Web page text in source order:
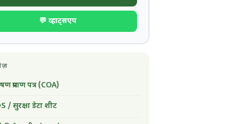
💬 व्हाट्सएप
प्रमाण पत्र (COA)
/ सुरक्षा डेटा शीट